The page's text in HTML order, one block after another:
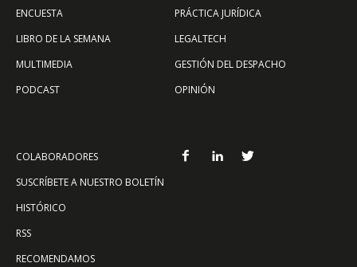
ENCUESTA
LIBRO DE LA SEMANA
MULTIMEDIA
PODCAST
PRÁCTICA JURÍDICA
LEGALTECH
GESTIÓN DEL DESPACHO
OPINIÓN
COLABORADORES
SUSCRÍBETE A NUESTRO BOLETÍN
HISTÓRICO
RSS
RECOMENDAMOS